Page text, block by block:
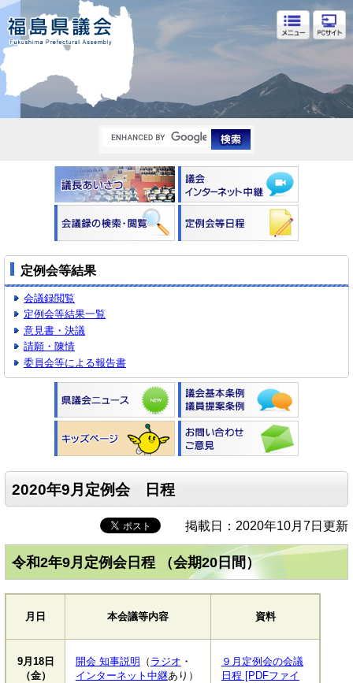
福島県議会
定例会等結果
会議録閲覧
定例会等結果一覧
意見書・決議
請願・陳情
委員会等による報告書
2020年9月定例会 日程
掲載日：2020年10月7日更新
令和2年9月定例会日程 （会期20日間）
月日 本会議等内容 資料
9月18日
（金）
開会 知事説明 （ ラジオ ・
インターネット中継あり）
９月定例会の会議
日程 [PDFファイ